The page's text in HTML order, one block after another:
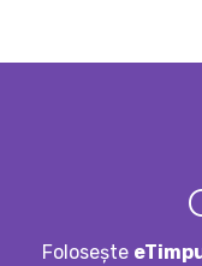
Folosește